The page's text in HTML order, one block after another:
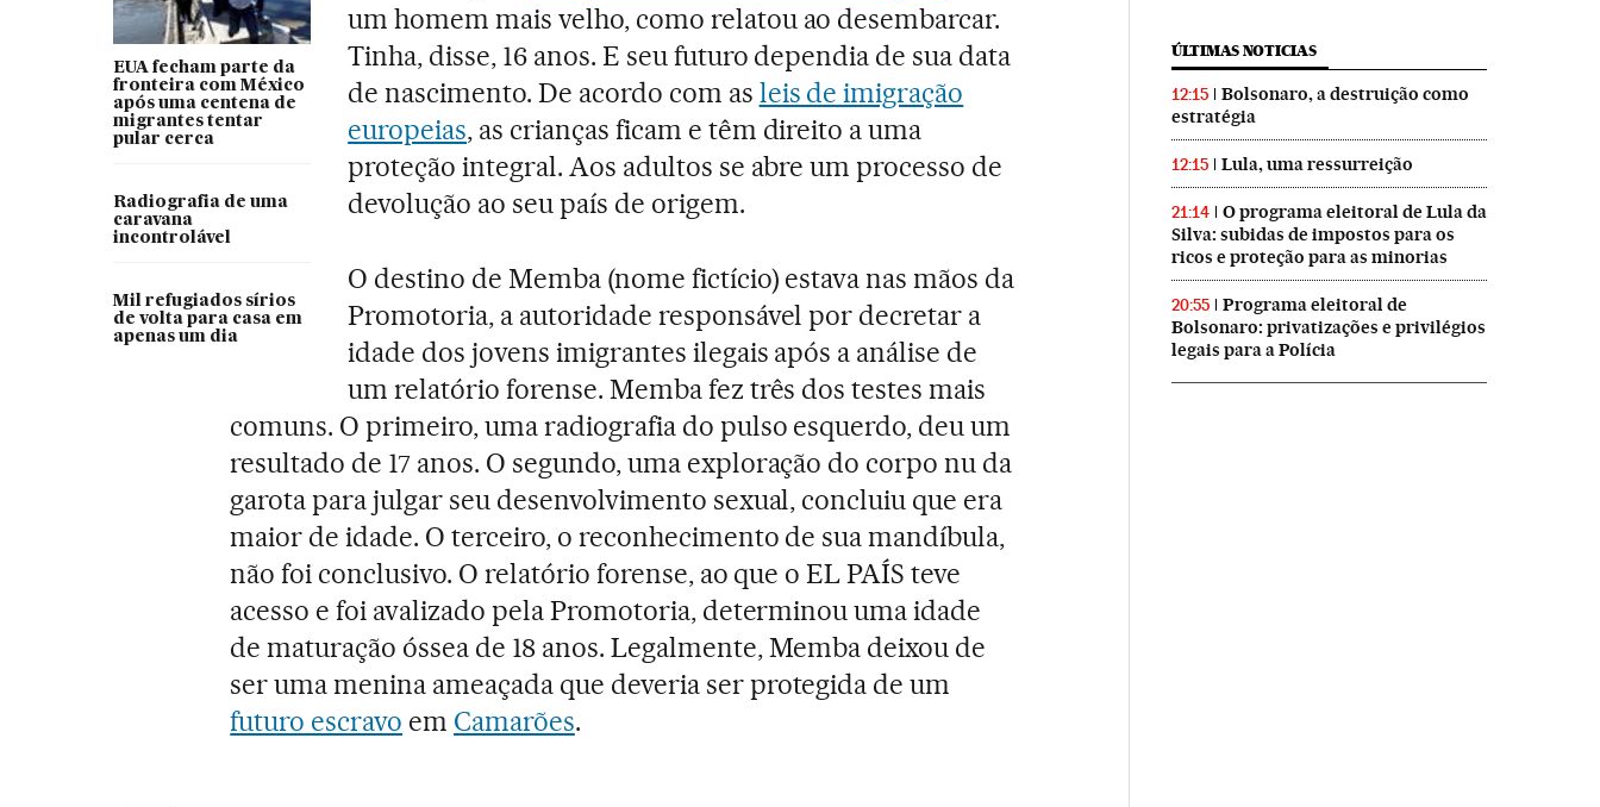
EUA fecham parte da
fronteira com México
após uma centena de
migrantes tentar
pular cerca
Radiografia de uma
caravana
incontrolável
Mil refugiados sírios
de volta para casa em
apenas um dia
um homem mais velho, como relatou ao desembarcar.
Tinha, disse, 16 anos. E seu futuro dependia de sua data
de nascimento. De acordo com as leis de imigração
europeias, as crianças ficam e têm direito a uma
proteção integral. Aos adultos se abre um processo de
devolução ao seu país de origem.
O destino de Memba (nome fictício) estava nas mãos da
Promotoria, a autoridade responsável por decretar a
idade dos jovens imigrantes ilegais após a análise de
um relatório forense. Memba fez três dos testes mais
comuns. O primeiro, uma radiografia do pulso esquerdo, deu um
resultado de 17 anos. O segundo, uma exploração do corpo nu da
garota para julgar seu desenvolvimento sexual, concluiu que era
maior de idade. O terceiro, o reconhecimento de sua mandíbula,
não foi conclusivo. O relatório forense, ao que o EL PAÍS teve
acesso e foi avalizado pela Promotoria, determinou uma idade
de maturação óssea de 18 anos. Legalmente, Memba deixou de
ser uma menina ameaçada que deveria ser protegida de um
futuro escravo em Camarões.
ÚLTIMAS NOTICIAS
12:15
Bolsonaro, a destruição como
estratégia
12:15 Lula, uma ressurreição
21:14
O programa eleitoral de Lula da
Silva: subidas de impostos para os
ricos e proteção para as minorias
20:55
Programa eleitoral de
Bolsonaro: privatizações e privilégios
legais para a Polícia